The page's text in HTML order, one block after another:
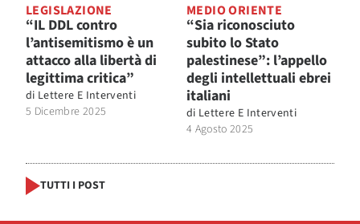
LEGISLAZIONE
“IL DDL contro
l’antisemitismo è un
attacco alla libertà di
legittima critica”
di Lettere E Interventi
5 Dicembre 2025
MEDIO ORIENTE
“Sia riconosciuto
subito lo Stato
palestinese”: l’appello
degli intellettuali ebrei
italiani
di Lettere E Interventi
4 Agosto 2025
TUTTI I POST